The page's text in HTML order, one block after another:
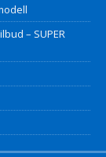
– SUPER